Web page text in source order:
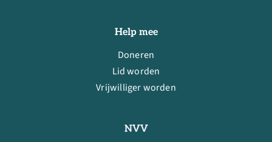
Help mee
Doneren
Lid worden
Vrijwilliger worden
NVV